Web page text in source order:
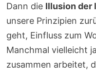
Dann die Illusion der
unsere Prinzipien
geht, Einfluss zum
Manchmal vielleicht
zusammen arbeitet,